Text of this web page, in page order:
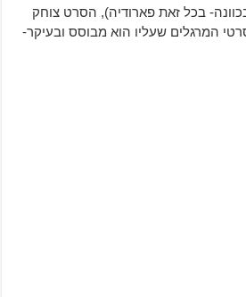
בכל זאת פארודיה), הסרט צוחק
המרגלים שעליו הוא מבוסס ובעיקר-